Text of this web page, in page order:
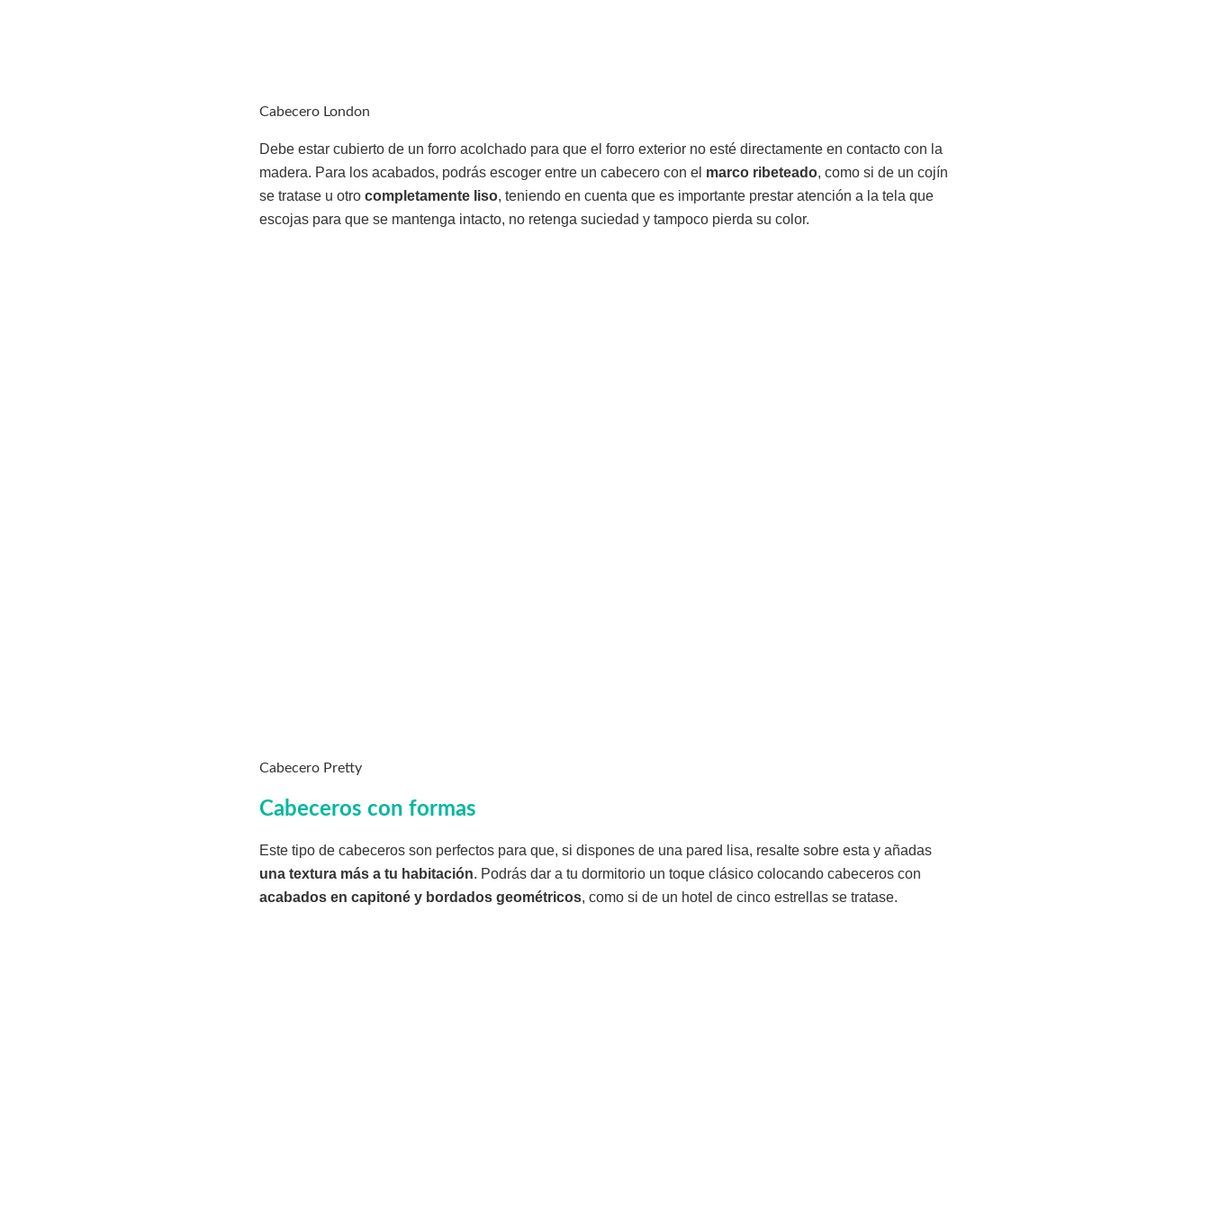
Cabecero London
Debe estar cubierto de un forro acolchado para que el forro exterior no esté directamente en contacto con la
madera. Para los acabados, podrás escoger entre un cabecero con el marco ribeteado, como si de un cojín
se tratase u otro completamente liso, teniendo en cuenta que es importante prestar atención a la tela que
escojas para que se mantenga intacto, no retenga suciedad y tampoco pierda su color.
Cabecero Pretty
Cabeceros con formas
Este tipo de cabeceros son perfectos para que, si dispones de una pared lisa, resalte sobre esta y añadas
una textura más a tu habitación. Podrás dar a tu dormitorio un toque clásico colocando cabeceros con
acabados en capitoné y bordados geométricos, como si de un hotel de cinco estrellas se tratase.